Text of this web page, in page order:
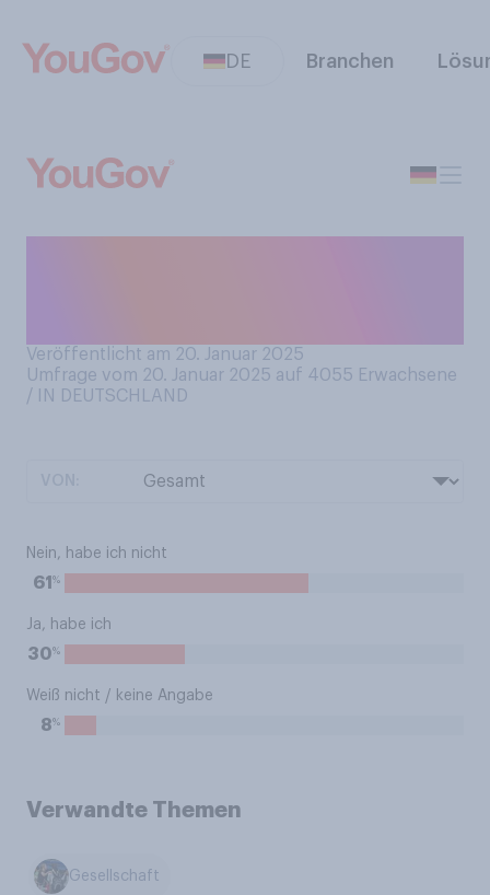
DE Branchen
Veröffentlicht am 20. Januar 2025
Umfrage vom 20. Januar 2025 auf 4055 Erwachsene
/ IN DEUTSCHLAND
Nein, habe ich nicht
61 %
Ja, habe ich
30%
Weiß nicht / keine Angabe
8%
Verwandte Themen
Gesellschaft